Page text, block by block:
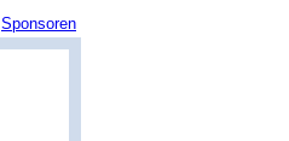
Sponsoren